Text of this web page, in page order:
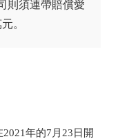
則須連帶賠償愛
。
2021年的7 月 23 日開